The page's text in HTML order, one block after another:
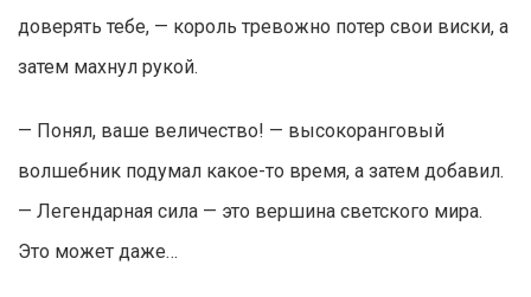
доверять тебе, — король тревожно потер свои виски, а
затем махнул рукой.
— Понял, ваше величество! — высокоранговый
волшебник подумал какое-то время, а затем добавил.
— Легендарная сила — это вершина светского мира.
Это может даже…